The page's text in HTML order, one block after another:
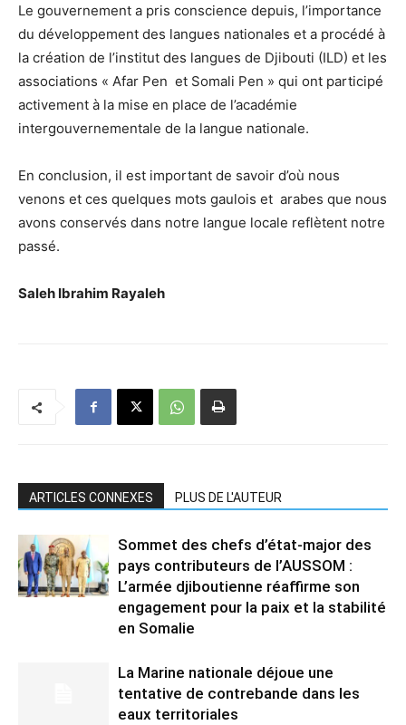
Le gouvernement a pris conscience depuis, l’importance
du développement des langues nationales et a procédé à
la création de l’institut des langues de Djibouti (ILD) et les
associations « Afar Pen et Somali Pen » qui ont participé
activement à la mise en place de l’académie
intergouvernementale de la langue nationale.
En conclusion, il est important de savoir d’où nous
venons et ces quelques mots gaulois et arabes que nous
avons conservés dans notre langue locale reflètent notre
passé.
Saleh Ibrahim Rayaleh
ARTICLES CONNEXES PLUS DE L'AUTEUR
Sommet des chefs d’état-major des
pays contributeurs de l’AUSSOM :
L’armée djiboutienne réaffirme son
engagement pour la paix et la stabilité
en Somalie
La Marine nationale déjoue une
tentative de contrebande dans les
eaux territoriales